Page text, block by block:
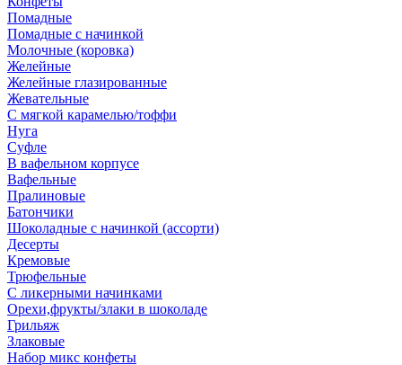
Помадные
Помадные с начинкой
Молочные (коровка)
Желейные
Желейные глазированные
Жевательные
С мягкой карамелью/тоффи
Нуга
Суфле
В вафельном корпусе
Вафельные
Пралиновые
Батончики
Шоколадные с начинкой (ассорти)
Десерты
Кремовые
Трюфельные
С ликерными начинками
Орехи,фрукты/злаки в шоколаде
Грильяж
Злаковые
Набор микс конфеты